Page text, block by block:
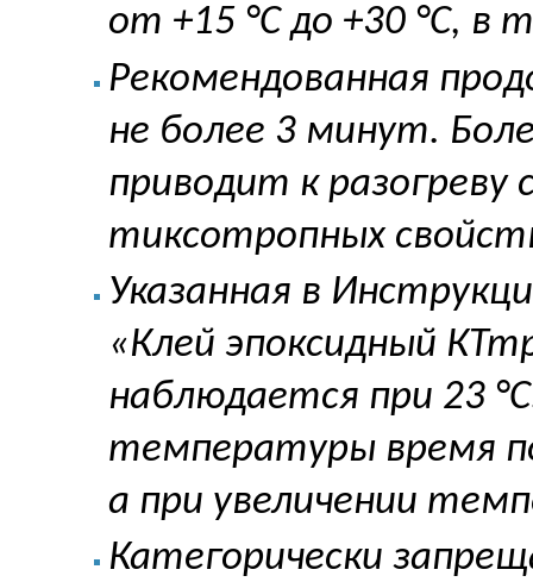
от +15 °С до +30 °С, в
Рекомендованная
не более 3 минут.
приводит к
тиксотропных
Указанная в
«Клей эпоксидный
наблюдается при 23
температуры время
а при увеличении
Категорически